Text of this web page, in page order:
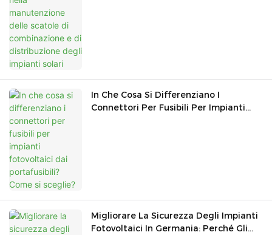
In Che Cosa Si Differenziano I
Connettori Per Fusibili Per Impianti
Migliorare La Sicurezza Degli Impianti
Fotovoltaici In Germania: Perché Gli